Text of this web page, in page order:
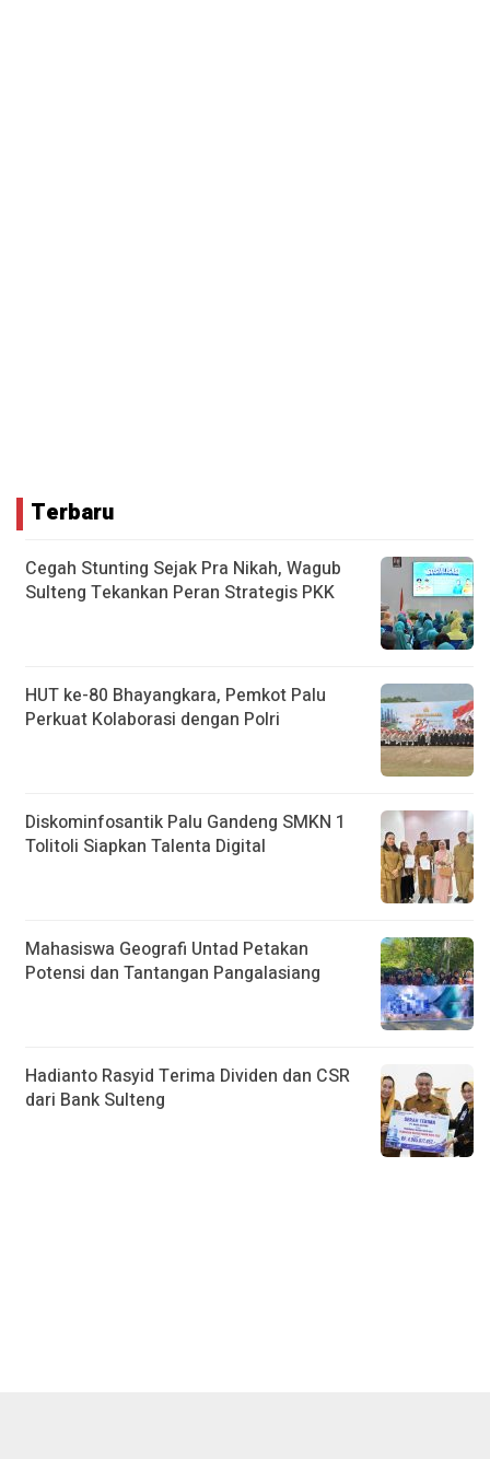
Terbaru
Cegah Stunting Sejak Pra Nikah, Wagub
Sulteng Tekankan Peran Strategis PKK
HUT ke-80 Bhayangkara, Pemkot Palu
Perkuat Kolaborasi dengan Polri
Diskominfosantik Palu Gandeng SMKN 1
Tolitoli Siapkan Talenta Digital
Mahasiswa Geografi Untad Petakan
Potensi dan Tantangan Pangalasiang
Hadianto Rasyid Terima Dividen dan CSR
dari Bank Sulteng